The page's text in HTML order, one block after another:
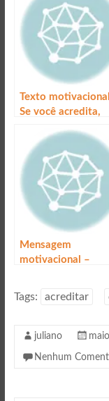
Texto
Se você acredita,
Mensagem
motivacional –
Tags: acreditar
juliano
Nenhum